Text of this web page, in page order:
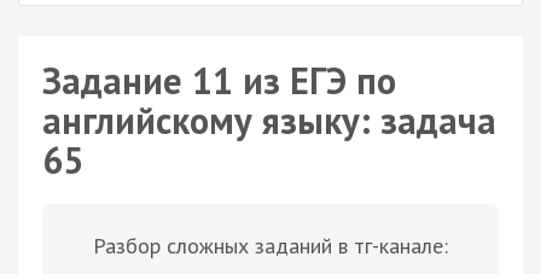
Задание 11 из ЕГЭ по
английскому языку: задача
65
Разбор сложных заданий в тг-канале: